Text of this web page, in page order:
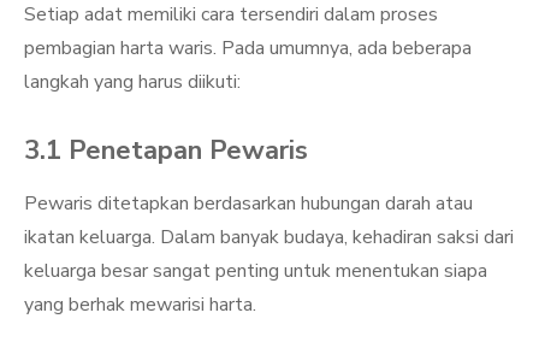
Setiap adat memiliki cara tersendiri dalam proses
pembagian harta waris. Pada umumnya, ada beberapa
langkah yang harus diikuti:
3.1 Penetapan Pewaris
Pewaris ditetapkan berdasarkan hubungan darah atau
ikatan keluarga. Dalam banyak budaya, kehadiran saksi dari
keluarga besar sangat penting untuk menentukan siapa
yang berhak mewarisi harta.